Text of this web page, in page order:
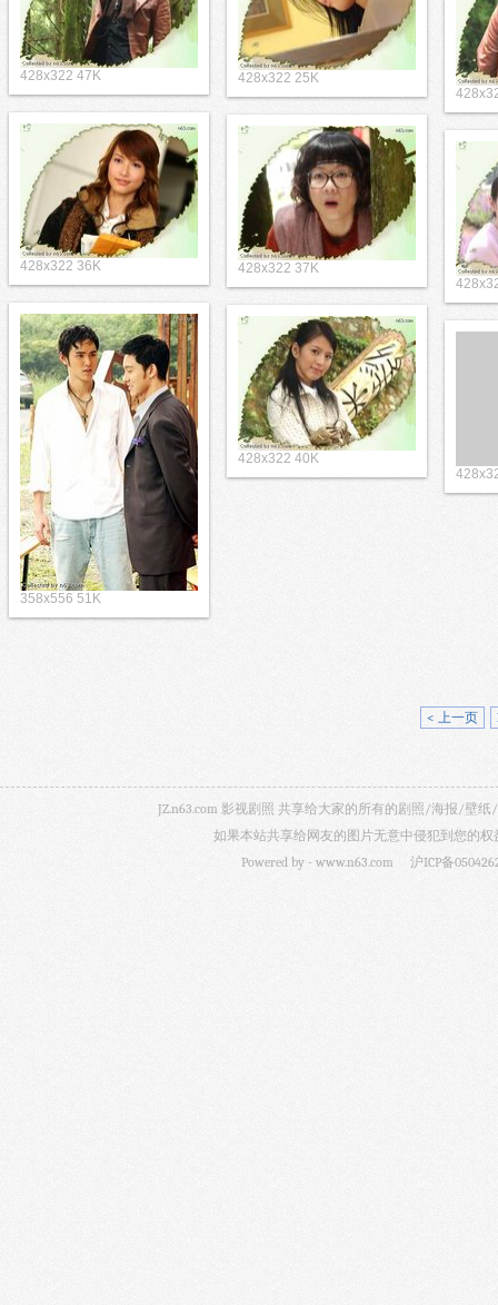
428x322 47K
428x322 25K
428x322 36K
428x322 37K
358x556 51K
428x322 40K
< 上一页
JZ.n63.com 影视剧照 共享给大家的所有的剧照/海报/壁
如果本站共享给网友的图片无意中侵犯到您的
Powered by - www.n63.com 沪ICP备